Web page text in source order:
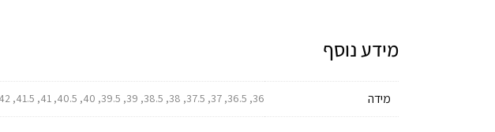
מידע נוסף
מידה 36, 36.5, 37, 37.5, 38, 38.5, 39, 39.5, 40, 40.5, 41, 41.5, 42, 42.5, 43, 43.5, 44, 44.5, 45, 45.5, 46